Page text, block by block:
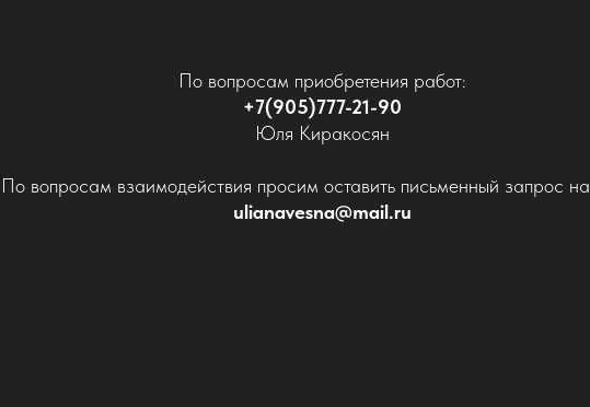
По вопросам приобретения работ:
+7(905)777-21-90
Юля Киракосян
По вопросам взаимодействия просим оставить письменный запрос на
ulianavesna@mail.ru